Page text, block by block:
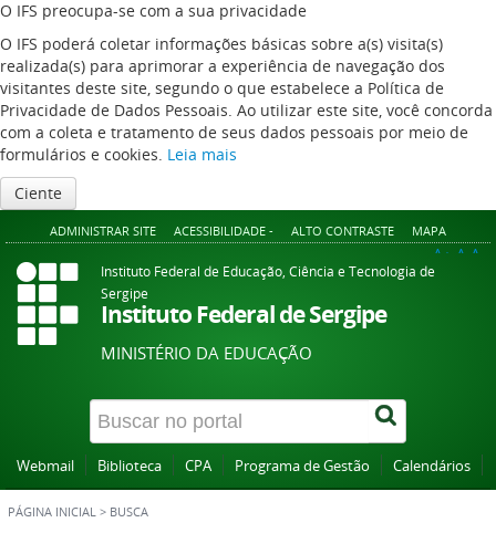
O IFS preocupa-se com a sua privacidade
O IFS poderá coletar informações básicas sobre a(s) visita(s)
realizada(s) para aprimorar a experiência de navegação dos
visitantes deste site, segundo o que estabelece a Política de
Privacidade de Dados Pessoais. Ao utilizar este site, você concorda
com a coleta e tratamento de seus dados pessoais por meio de
formulários e cookies. Leia mais
Ciente
ADMINISTRAR SITE ACESSIBILIDADE - ALTO CONTRASTE MAPA
A+ A A-
Instituto Federal de Educação, Ciência e Tecnologia de
Sergipe
Instituto Federal de Sergipe
MINISTÉRIO DA EDUCAÇÃO
Webmail Biblioteca CPA Programa de Gestão Calendários
PÁGINA INICIAL > BUSCA